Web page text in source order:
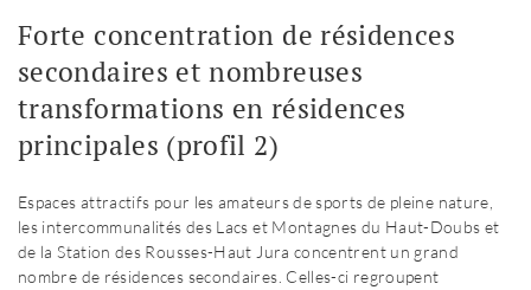
Forte concentration de résidences
secondaires et nombreuses
transformations en résidences
principales (profil 2)
Espaces attractifs pour les amateurs de sports de pleine nature,
les intercommunalités des Lacs et Montagnes du Haut-Doubs et
de la Station des Rousses-Haut Jura concentrent un grand
nombre de résidences secondaires. Celles-ci regroupent